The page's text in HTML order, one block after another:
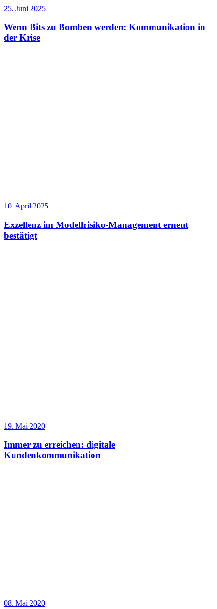
25. Juni 2025
Wenn Bits zu Bomben werden: Kommunikation in
der Krise
10. April 2025
Exzellenz im Modellrisiko-Management erneut
bestätigt
19. Mai 2020
Immer zu erreichen: digitale
Kundenkommunikation
08. Mai 2020